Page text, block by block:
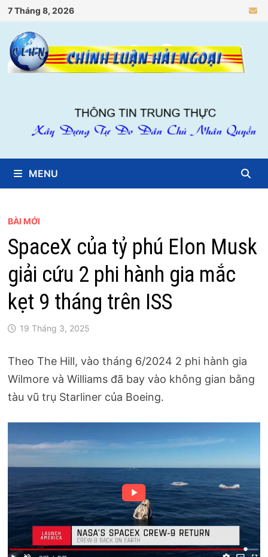
Skip
to
content
7 Tháng 8, 2026
MENU
BÀI MỚI
SpaceX của tỷ phú Elon Musk
giải cứu 2 phi hành gia mắc
kẹt 9 tháng trên ISS
19 Tháng 3, 2025
Theo The Hill, vào tháng 6/2024 2 phi hành gia
Wilmore và Williams đã bay vào không gian bằng
tàu vũ trụ Starliner của Boeing.